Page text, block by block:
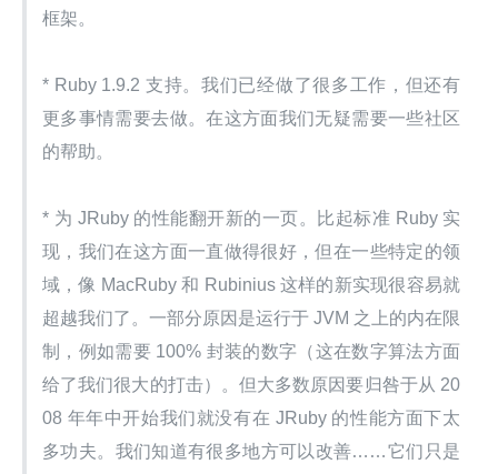
框架。
* Ruby 1.9.2 支持。我们已经做了很多工作，但还有
更多事情需要去做。在这方面我们无疑需要一些社区
的帮助。
* 为 JRuby 的性能翻开新的一页。比起标准 Ruby 实
现，我们在这方面一直做得很好，但在一些特定的领
域，像 MacRuby 和 Rubinius 这样的新实现很容易就
超越我们了。一部分原因是运行于 JVM 之上的内在限
制，例如需要 100% 封装的数字（这在数字算法方面
给了我们很大的打击）。但大多数原因要归咎于从 20
08 年年中开始我们就没有在 JRuby 的性能方面下太
多功夫。我们知道有很多地方可以改善……它们只是